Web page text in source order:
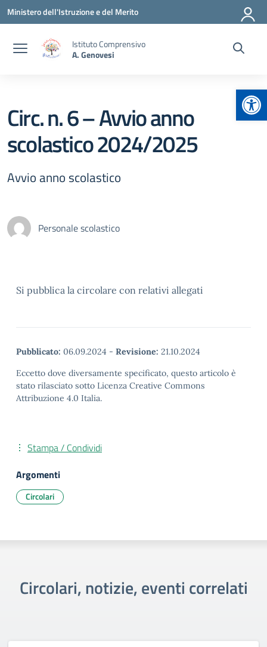
Vai ai contenuti
Vai al menu di navigazione
Vai al footer
Ministero dell'Istruzione e del Merito
Istituto Comprensivo
A. Genovesi
Circ. n. 6 – Avvio anno
scolastico 2024/2025
Avvio anno scolastico
Personale scolastico
Si pubblica la circolare con relativi allegati
Pubblicato: 06.09.2024 - Revisione: 21.10.2024
Eccetto dove diversamente specificato, questo articolo è
stato rilasciato sotto Licenza Creative Commons
Attribuzione 4.0 Italia.
Stampa / Condividi
Argomenti
Circolari
Circolari, notizie, eventi correlati